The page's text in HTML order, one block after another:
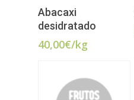
ADICIONAR
Abacaxi
desidratado
40,00€/kg